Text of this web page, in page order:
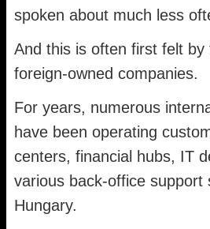
spoken about much less
And this is often first felt by
foreign-owned companies.
For years, numerous
have been operating
centers, financial hubs, IT
various back-office support
Hungary.